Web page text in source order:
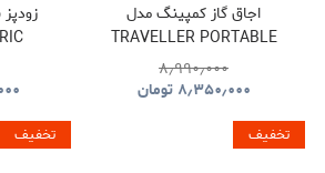
اجاق گاز کمپینگ مدل
TRAVELLER PORTABLE
BBQ HYBQ015
۸٫۹۹۰٫۰۰۰
۸٫۳۵۰٫۰۰۰ تومان
تخفیف تخفیف